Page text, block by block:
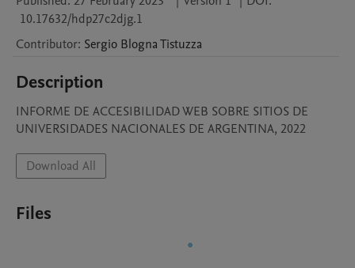
10.17632/hdp27c2djg.1
Contributor: Sergio Blogna Tistuzza
Description
INFORME DE ACCESIBILIDAD WEB SOBRE SITIOS DE
UNIVERSIDADES NACIONALES DE ARGENTINA, 2022
Download All
Files